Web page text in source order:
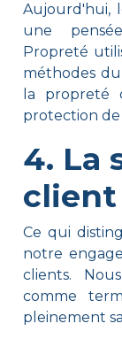
Aujourd'hui,
une
Propreté
méthodes
la propreté
protection
4. La
Ce qui
notre
clients.
comme
pleinement